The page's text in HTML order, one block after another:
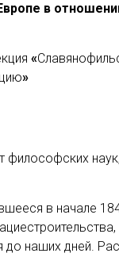
в
«
»
философских
в начале
наших дней.